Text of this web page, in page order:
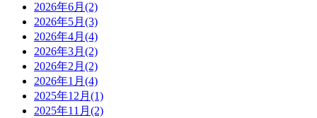
2026年6月(2)
2026年5月(3)
2026年4月(4)
2026年3月(2)
2026年2月(2)
2026年1月(4)
2025年12月(1)
2025年11月(2)